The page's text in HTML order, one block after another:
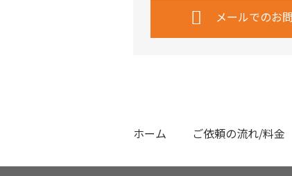
メールでのお
ホーム ご依頼の流れ/料金